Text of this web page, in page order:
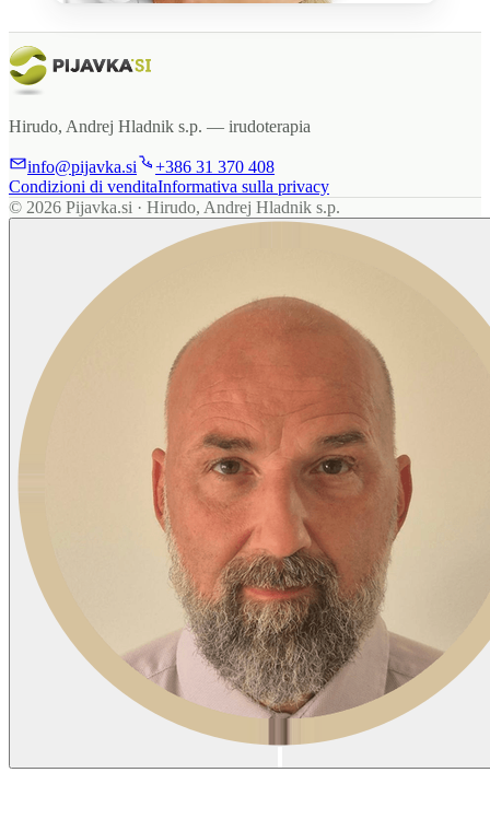
Hirudo, Andrej Hladnik s.p. — irudoterapia
info@pijavka.si
+386 31 370 408
Condizioni di venditaInformativa sulla privacy
© 2026 Pijavka.si · Hirudo, Andrej Hladnik s.p.